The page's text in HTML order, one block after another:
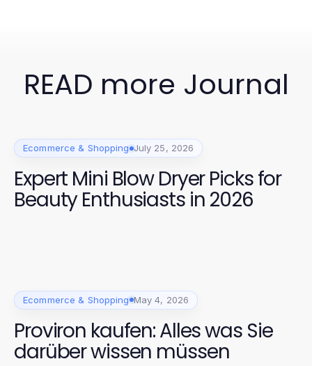
READ more Journal
Ecommerce & Shopping July 25, 2026
Expert Mini Blow Dryer Picks for
Beauty Enthusiasts in 2026
Ecommerce & Shopping May 4, 2026
Proviron kaufen: Alles was Sie
darüber wissen müssen